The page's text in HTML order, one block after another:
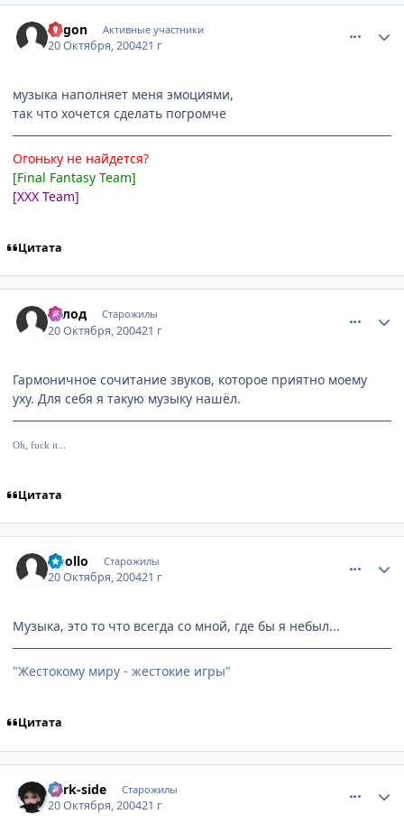
vogon Активные участники
20 Октября, 200421 г
музыка наполняет меня эмоциями,
так что хочется сделать погромче
Огоньку не найдется?
[Final Fantasy Team]
[XXX Team]
Цитата
Голод Старожилы
20 Октября, 200421 г
Гармоничное сочитание звуков, которое приятно моему
уху. Для себя я такую музыку нашёл.
Oh, fuck it...
Цитата
Apollo Старожилы
20 Октября, 200421 г
Музыка, это то что всегда со мной, где бы я небыл...
"Жестокому миру - жестокие игры"
Цитата
dark-side Старожилы
20 Октября, 200421 г